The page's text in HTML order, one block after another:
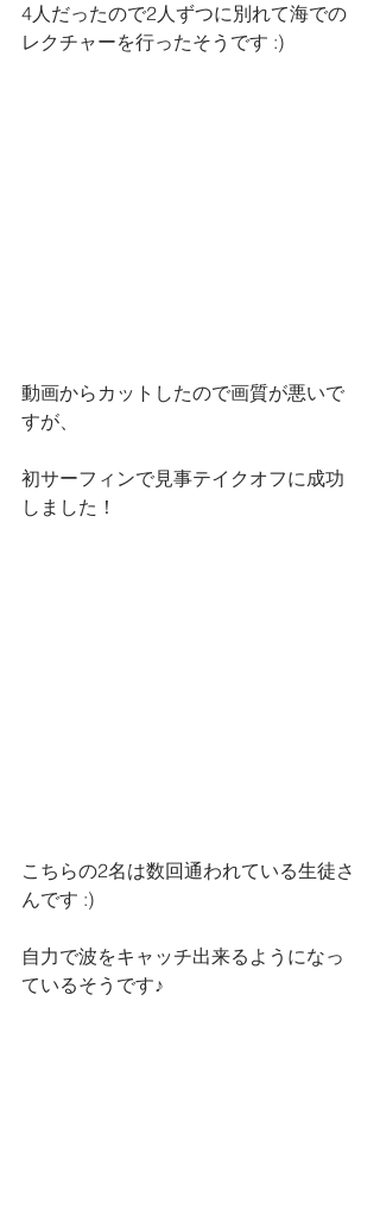
4人だったので2人ずつに別れて海での
レクチャーを行ったそうです :)
動画からカットしたので画質が悪いで
すが、
初サーフィンで見事テイクオフに成功
しました！
こちらの2名は数回通われている生徒さ
んです :)
自力で波をキャッチ出来るようになっ
ているそうです♪